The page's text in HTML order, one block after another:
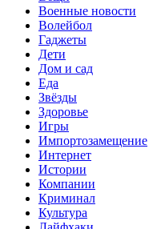
Военные новости
Волейбол
Гаджеты
Дети
Дом и сад
Еда
Звёзды
Здоровье
Игры
Импортозамещение
Интернет
Истории
Компании
Криминал
Культура